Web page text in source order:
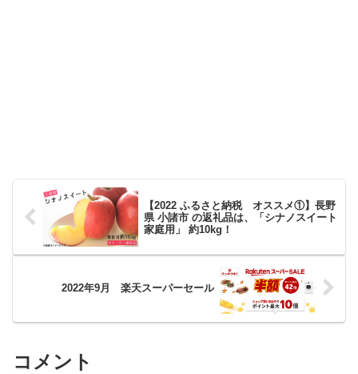
【2022 ふるさと納税 オススメ①】長野
県 小諸市 の返礼品は、「シナノスイート
家庭用」 約10kg！
2022年9月 楽天スーパーセール
コメント